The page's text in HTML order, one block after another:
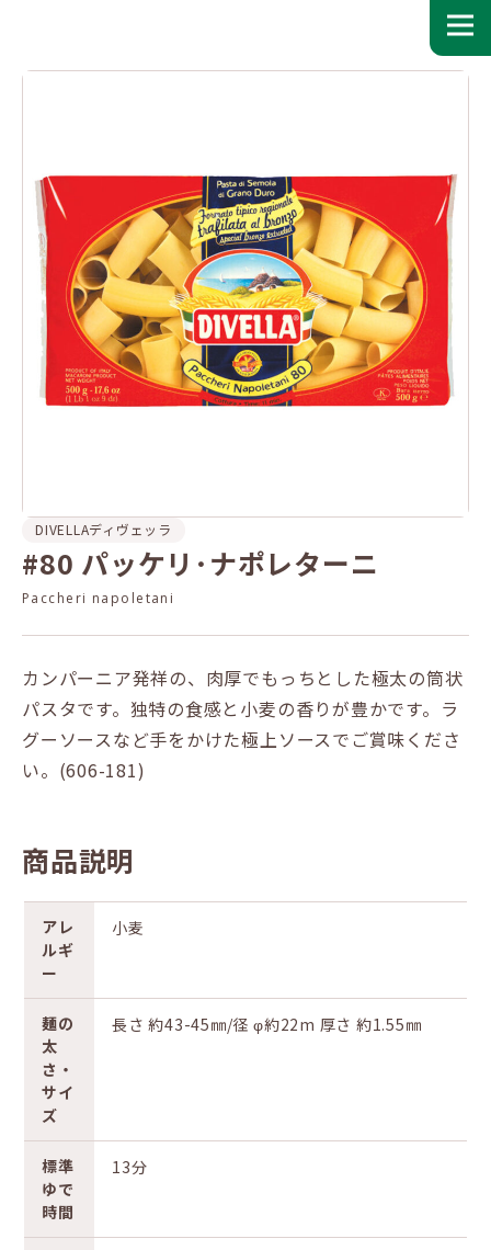
DIVELLAディヴェッラ
#80 パッケリ･ナポレターニ
Paccheri napoletani
カンパーニア発祥の、肉厚でもっちとした極太の筒状
パスタです。独特の食感と小麦の香りが豊かです。ラ
グーソースなど手をかけた極上ソースでご賞味くださ
い。(606-181)
商品説明
アレ
ルギ
ー
小麦
麺の
太
さ・
サイ
ズ
長さ 約43-45㎜/径 φ約22m 厚さ 約1.55㎜
標準
ゆで
時間
13分